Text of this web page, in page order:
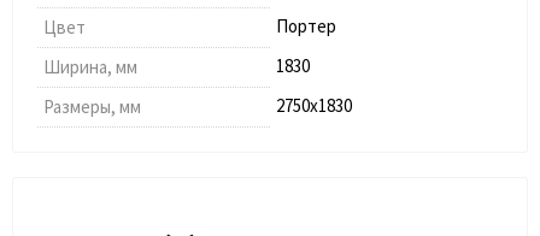
Цвет
Портер
Ширина, мм
1830
Размеры, мм
2750х1830